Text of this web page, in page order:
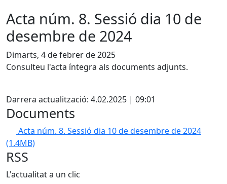
Acta núm. 8. Sessió dia 10 de
desembre de 2024
Dimarts, 4 de febrer de 2025
Consulteu l'acta íntegra als documents adjunts.
Darrera actualització: 4.02.2025 | 09:01
Documents
Acta núm. 8. Sessió dia 10 de desembre de 2024
(1.4MB)
RSS
L'actualitat a un clic